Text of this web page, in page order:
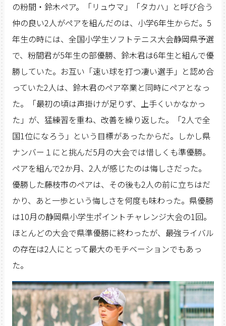
の粉間・鈴木ペア。「リュウマ」「タカハ」と呼び合う
仲の良い2人がペアを組んだのは、小学6年生からだ。5
年生の時には、全国小学生ソフトテニス大会静岡県予選
で、粉間君が5年生の部優勝、鈴木君は6年生と組んで優
勝していた。お互い「速い球を打つ凄い選手」と認め合
っていた2人は、鈴木君のペア卒業と同時にペアとなっ
た。「最初の頃は声掛けが足りず、上手くいかなかっ
た」が、猛練習を重ね、改善を繰り返した。「2人で全
国1位になろう」という目標があったからだ。しかし県
ナンバー１にと挑んだ5月の大会では惜しくも準優勝。
ペアを組んで2か月、2人が感じたのは悔しさだった。
優勝した藤枝市のペアは、その後も2人の前に立ちはだ
かり、あと一歩という悔しさを何度も味わった。県優勝
は10月の静岡県小学生ポイントチャレンジ大会の1回。
ほとんどの大会で県準優勝に終わったが、最強ライバル
の存在は2人にとって最大のモチベーションでもあっ
た。